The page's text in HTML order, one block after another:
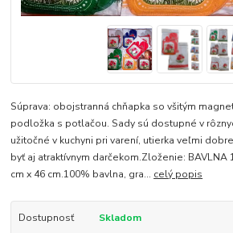
Súprava: obojstranná chňapka so všitým
podložka s potlačou. Sady sú dostupné v
užitočné v kuchyni pri varení, utierka veľmi
byť aj atraktívnym darčekom.Zloženie: BAVLNA
cm x 46 cm.100% bavlna, gra... celý popis
Dostupnosť
Skladom